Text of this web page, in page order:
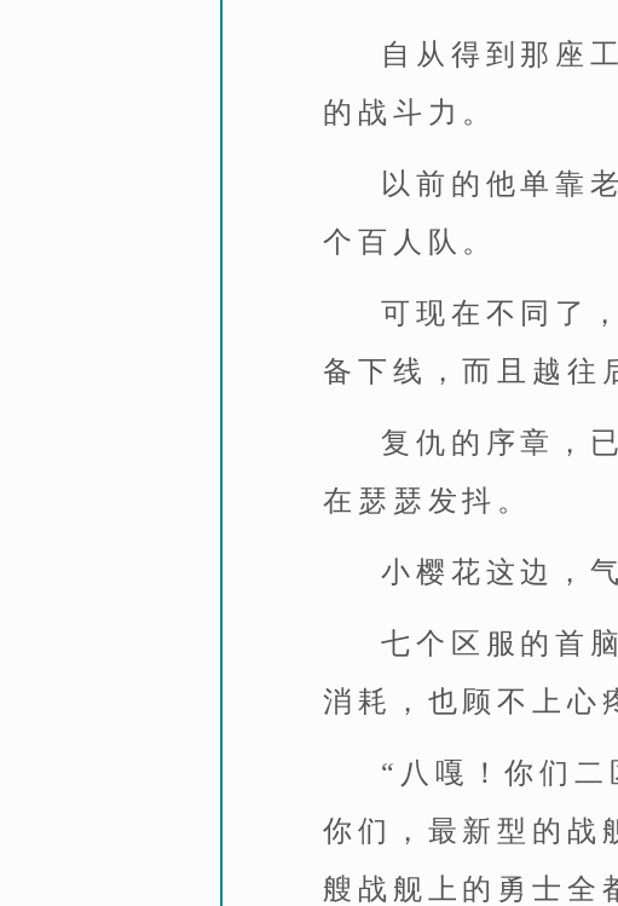
自从得到那座
的战斗力。
以前的他单靠
个百人队。
可现在不同了
备下线，而且越往
复仇的序章，
在瑟瑟发抖。
小樱花这边，
七个区服的首
消耗，也顾不上心
“八嘎！你们
你们，最新型的战
艘战舰上的勇士全